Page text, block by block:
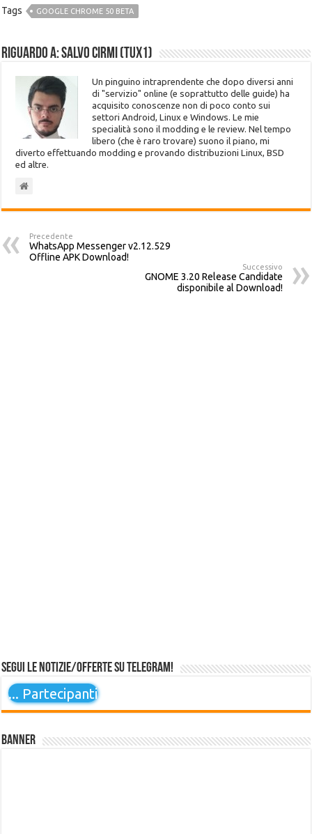
Tags GOOGLE CHROME 50 BETA
Riguardo a: Salvo Cirmi (Tux1)
Un pinguino intraprendente che dopo diversi anni
di "servizio" online (e soprattutto delle guide) ha
acquisito conoscenze non di poco conto sui
settori Android, Linux e Windows. Le mie
specialità sono il modding e le review. Nel tempo
libero (che è raro trovare) suono il piano, mi
diverto effettuando modding e provando distribuzioni Linux, BSD
ed altre.
Precedente
WhatsApp Messenger v2.12.529
Offline APK Download!
Successivo
GNOME 3.20 Release Candidate
disponibile al Download!
Segui le notizie/offerte su Telegram!
... Partecipanti
Banner